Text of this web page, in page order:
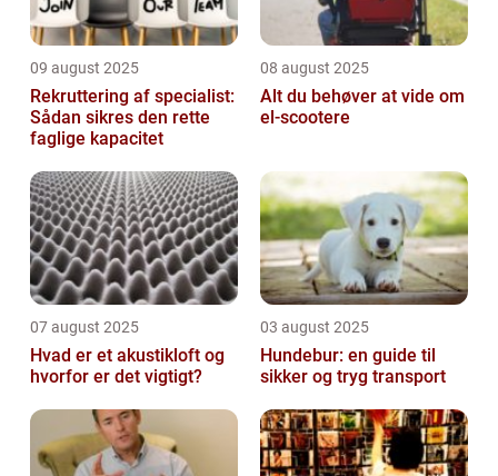
09 august 2025
Rekruttering af specialist:
Sådan sikres den rette
faglige kapacitet
08 august 2025
Alt du behøver at vide om
el-scootere
07 august 2025
Hvad er et akustikloft og
hvorfor er det vigtigt?
03 august 2025
Hundebur: en guide til
sikker og tryg transport